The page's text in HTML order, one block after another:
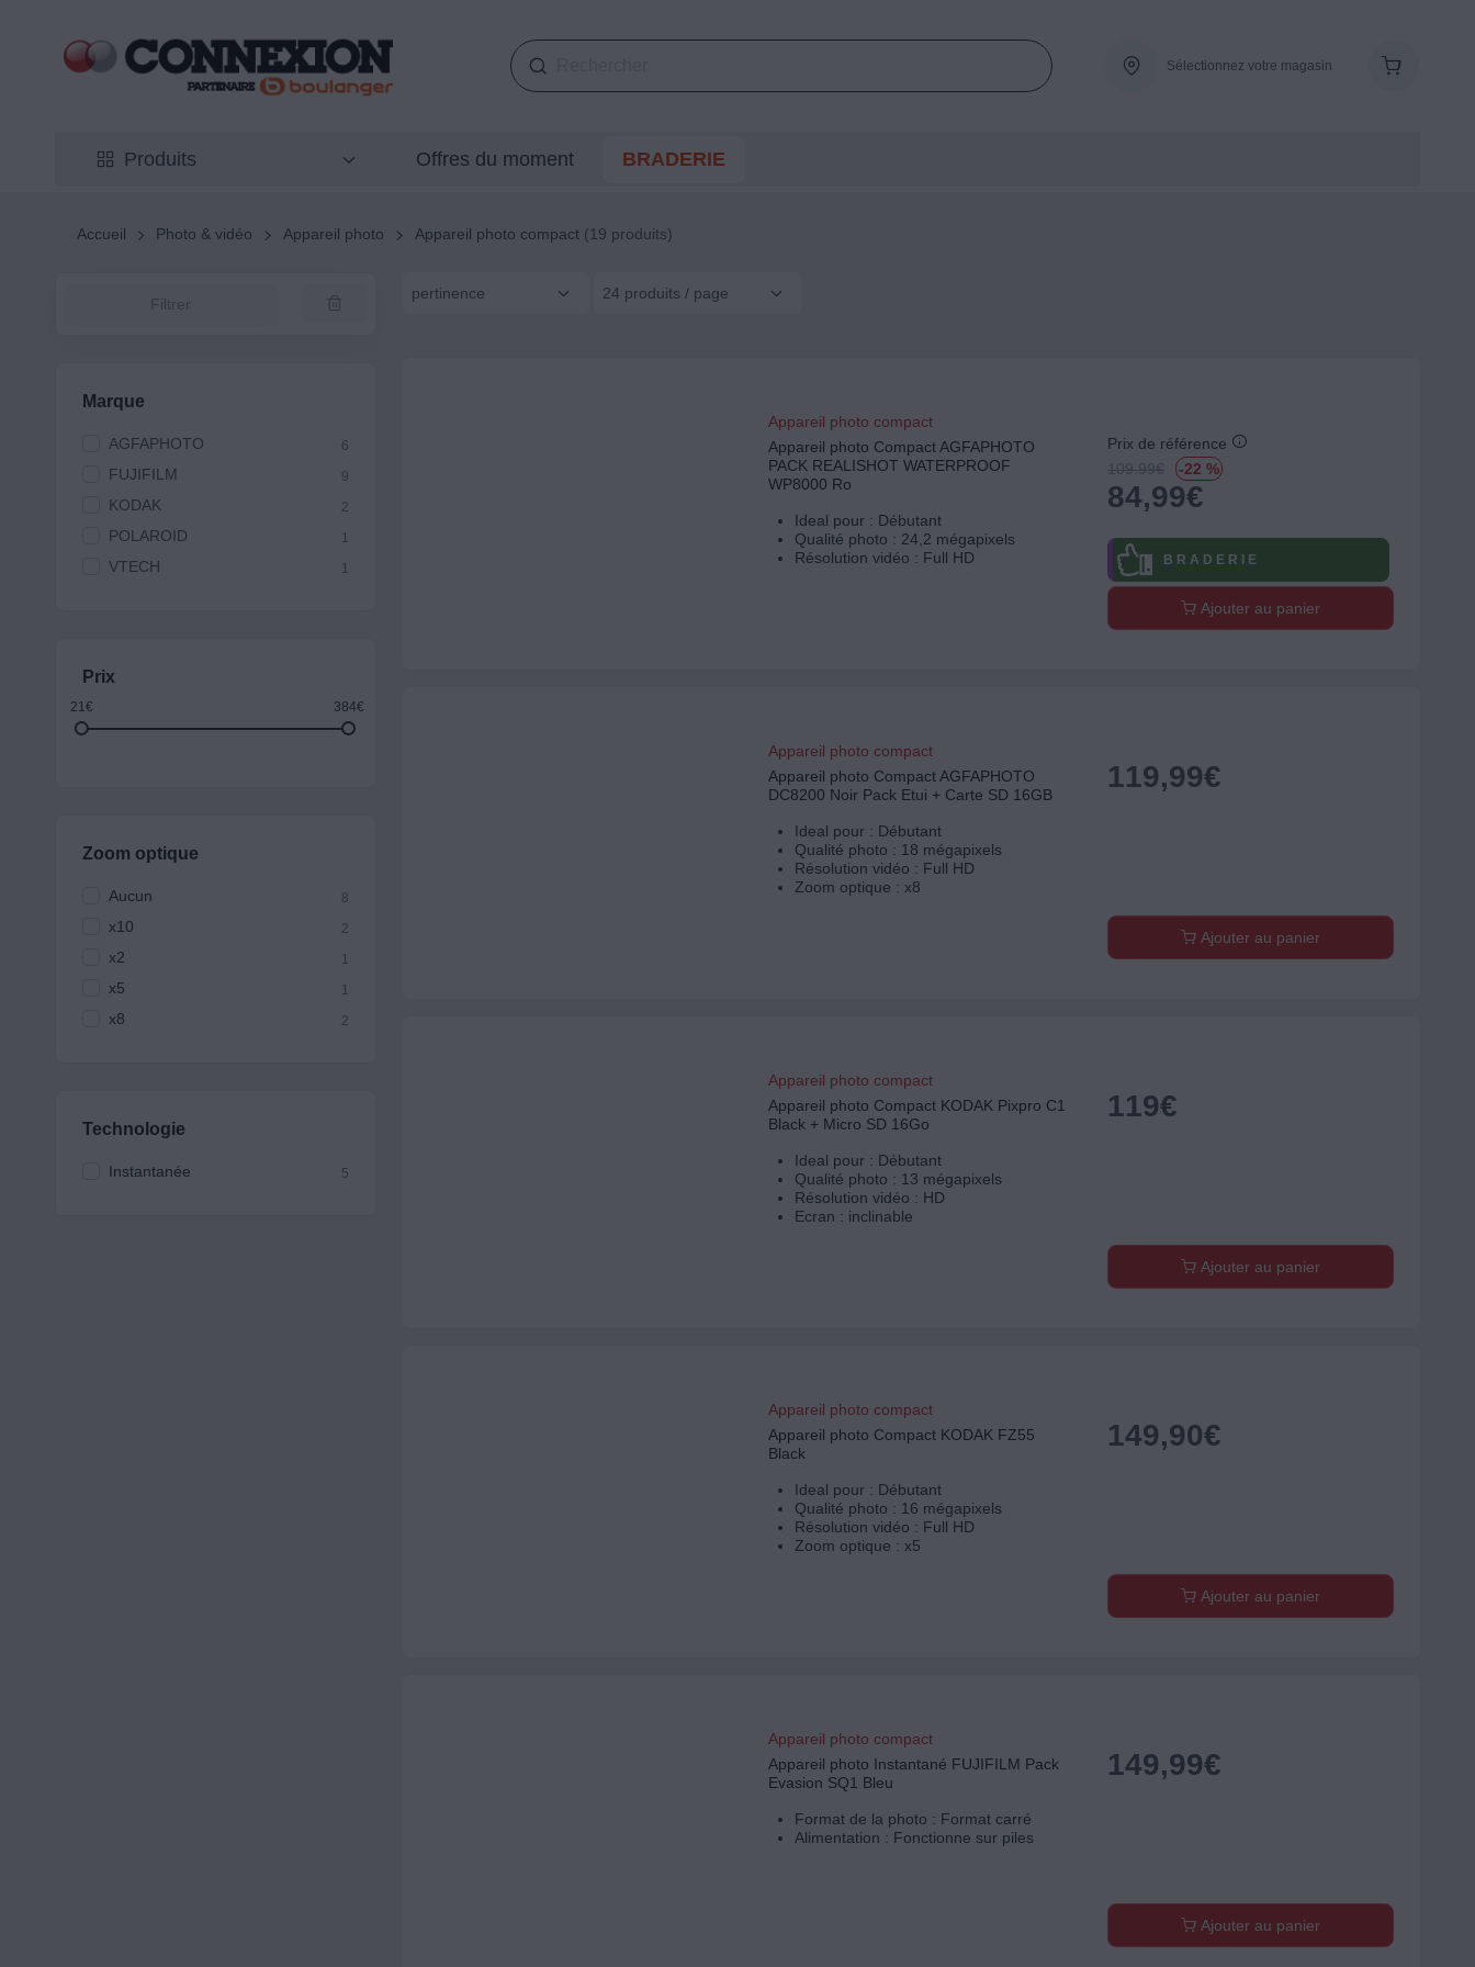
Sélectionnez votre magasin
Produits Offres du moment BRADERIE
Accueil Photo & vidéo Appareil photo Appareil photo compact(19 produits)
Filtrer
Marque
AGFAPHOTO 6
FUJIFILM 9
KODAK 2
POLAROID 1
VTECH 1
Prix
21€ 384€
Zoom optique
Aucun 8
x10 2
x2 1
x5 1
x8 2
Technologie
Instantanée 5
pertinence 24 produits / page
Appareil photo compact
Appareil photo Compact AGFAPHOTO
PACK REALISHOT WATERPROOF
WP8000 Ro
Ideal pour : Débutant
Qualité photo : 24,2 mégapixels
Résolution vidéo : Full HD
Prix de référence
109.99€ -22 %
84,99€
B R A D E R I E
Ajouter au panier
Appareil photo compact
Appareil photo Compact AGFAPHOTO
DC8200 Noir Pack Etui + Carte SD 16GB
Ideal pour : Débutant
Qualité photo : 18 mégapixels
Résolution vidéo : Full HD
Zoom optique : x8
119,99€
Ajouter au panier
Appareil photo compact
Appareil photo Compact KODAK Pixpro C1
Black + Micro SD 16Go
Ideal pour : Débutant
Qualité photo : 13 mégapixels
Résolution vidéo : HD
Ecran : inclinable
119€
Ajouter au panier
Appareil photo compact
Appareil photo Compact KODAK FZ55
Black
Ideal pour : Débutant
Qualité photo : 16 mégapixels
Résolution vidéo : Full HD
Zoom optique : x5
149,90€
Ajouter au panier
Appareil photo compact
Appareil photo Instantané FUJIFILM Pack
Evasion SQ1 Bleu
Format de la photo : Format carré
Alimentation : Fonctionne sur piles
149,99€
Ajouter au panier